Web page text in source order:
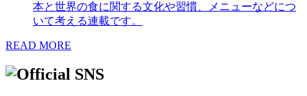
本と世界の食に関する文化や習慣、メニューなどにつ
いて考える連載です。
READ MORE